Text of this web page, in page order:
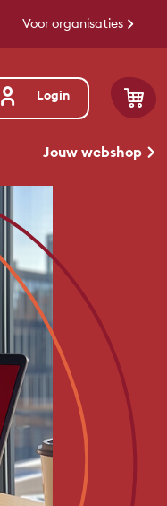
Voor organisaties
Login
Jouw webshop